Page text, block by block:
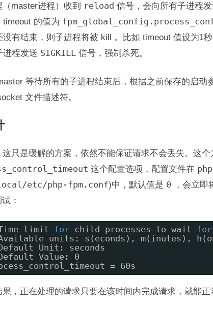
（master进程）收到 reload 信号，会向所有子进程
timeout 的值为
没有结束，则子进程将被 kill 。比如 timeout 值设为1
进程发送 SIGKILL 信号，强制杀死。
等待所有的子进程结束后，根据之前保存的启动
文件描述符。
这只是缓解的方案，依然不能保证请求不会丢失。这个
这个配置选项，配置文件在
etc/php-fpm.conf)中，默认值是 0 ，会立即
：
limit for child processes to wait for
units: s(econds), m(inutes),
Unit: seconds
Value: 0
= 60s
果，正在处理的请求只要在该时间内完成请求，就能正